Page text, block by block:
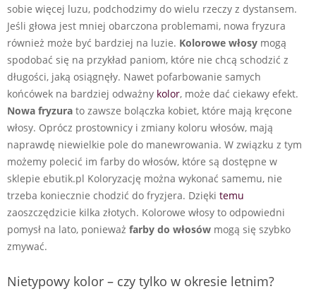
sobie więcej luzu, podchodzimy do wielu rzeczy z dystansem.
Jeśli głowa jest mniej obarczona problemami, nowa fryzura
również może być bardziej na luzie. Kolorowe włosy mogą
spodobać się na przykład paniom, które nie chcą schodzić z
długości, jaką osiągnęły. Nawet pofarbowanie samych
końcówek na bardziej odważny kolor, może dać ciekawy efekt.
Nowa fryzura to zawsze bolączka kobiet, które mają kręcone
włosy. Oprócz prostownicy i zmiany koloru włosów, mają
naprawdę niewielkie pole do manewrowania. W związku z tym
możemy polecić im farby do włosów, które są dostępne w
sklepie ebutik.pl Koloryzację można wykonać samemu, nie
trzeba koniecznie chodzić do fryzjera. Dzięki temu
zaoszczędzicie kilka złotych. Kolorowe włosy to odpowiedni
pomysł na lato, ponieważ farby do włosów mogą się szybko
zmywać.
Nietypowy kolor – czy tylko w okresie letnim?